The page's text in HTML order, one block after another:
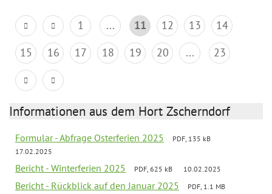
1 ... 11 12 13
14
15
16 17 18 19 20 ... 23
Informationen aus dem Hort Zscherndorf
Formular - Abfrage Osterferien 2025
PDF, 135 kB
17.02.2025
Bericht - Winterferien 2025 PDF, 625 kB 10.02.2025
Bericht - Rückblick auf den Januar 2025
PDF, 1.1 MB